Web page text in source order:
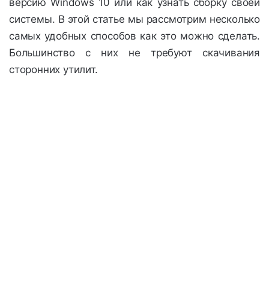
версию Windows 10 или как узнать сборку своей
системы. В этой статье мы рассмотрим несколько
самых удобных способов как это можно сделать.
Большинство с них не требуют скачивания
сторонних утилит.